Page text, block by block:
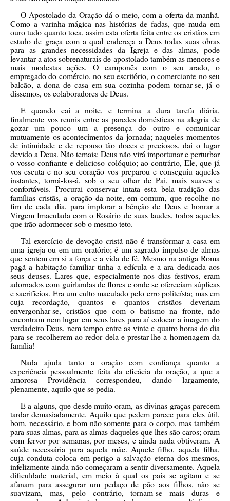
O Apostolado da Oração dá o meio, com a oferta da manhã.
Como a varinha mágica nas histórias de fadas, que muda em
ouro tudo quanto toca, assim esta oferta feita entre os cristãos em
estado de graça com a qual endereça a Deus todas suas obras
para as grandes necessidades da Igreja e das almas, pode
levantar a atos sobrenaturais de apostolado também as menores e
mais modestas ações. O camponês com o seu arado, o
empregado do comércio, no seu escritório, o comerciante no seu
balcão, a dona de casa em sua cozinha podem tornar-se, já o
dissemos, os colaboradores de Deus.
E quando cai a noite, e termina a dura tarefa diária,
finalmente vos reunis entre as paredes domésticas na alegria de
gozar um pouco um a presença do outro e comunicar
mutuamente os acontecimentos da jornada; naqueles momentos
de intimidade e de repouso tão doces e preciosos, dai o lugar
devido a Deus. Não temais: Deus não virá importunar e perturbar
o vosso confiante e delicioso colóquio; ao contrário, Ele, que já
vos escuta e no seu coração vos preparou e conseguiu aqueles
instantes, torná-los-á, sob o seu olhar de Pai, mais suaves e
confortáveis. Procurai conservar intata esta bela tradição das
famílias cristãs, a oração da noite, em comum, que recolhe no
fim de cada dia, para implorar a bênção de Deus e honrar a
Virgem Imaculada com o Rosário de suas laudes, todos aqueles
que irão adormecer sob o mesmo teto.
Tal exercício de devoção cristã não é transformar a casa em
uma igreja ou em um oratório; é um sagrado impulso de almas
que sentem em si a força e a vida de fé. Mesmo na antiga Roma
pagã a habitação familiar tinha a edícula e a ara dedicada aos
seus deuses. Lares que, especialmente nos dias festivos, eram
adornados com guirlandas de flores e onde se ofereciam súplicas
e sacrifícios. Era um culto maculado pelo erro politeísta; mas em
cuja recordação, quantos e quantos cristãos deveriam
envergonhar-se, cristãos que com o batismo na fronte, não
encontram nem lugar em seus lares para aí colocar a imagem do
verdadeiro Deus, nem tempo entre as vinte e quatro horas do dia
para se recolherem ao redor dela e prestar-lhe a homenagem da
família!
Nada ajuda tanto a oração com confiança quanto a
experiência pessoalmente feita da eficácia da oração, a que a
amorosa Providência correspondeu, dando largamente,
plenamente, aquilo que se pedia.
E a alguns, que desde muito oram, as divinas graças parecem
tardar demasiadamente. Aquilo que pedem parece para eles útil,
bom, necessário, e bom não somente para o corpo, mas também
para suas almas, para as almas daqueles que lhes são caros; oram
com fervor por semanas, por meses, e ainda nada obtiveram. A
saúde necessária para aquela mãe. Aquele filho, aquela filha,
cuja conduta coloca em perigo a salvação eterna dos mesmos,
infelizmente ainda não começaram a sentir diversamente. Aquela
dificuldade material, em meio à qual os pais se agitam e se
afanam para assegurar um pedaço de pão aos filhos, não se
suavizam, mas, pelo contrário, tornam-se mais duras e